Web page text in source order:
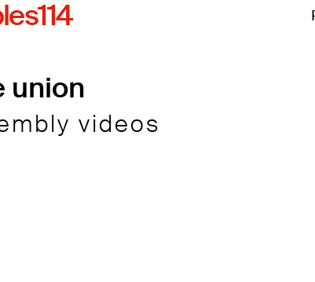
union
videos